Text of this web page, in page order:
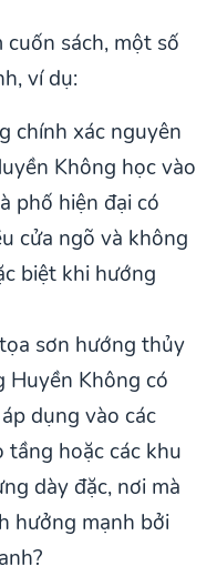
sách, một số
ví dụ:
chính xác nguyên
Không học vào
phố hiện đại có
cửa ngõ và không
biệt khi hướng
sơn hướng thủy
Huyền Không có
dụng vào các
hoặc các khu
dày đặc, nơi mà
hưởng mạnh bởi